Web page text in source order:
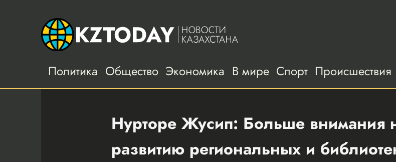
Политика Общество Экономика В мире Спорт Происшествия
Нурторе Жусип: Больше внимания
развитию региональных и